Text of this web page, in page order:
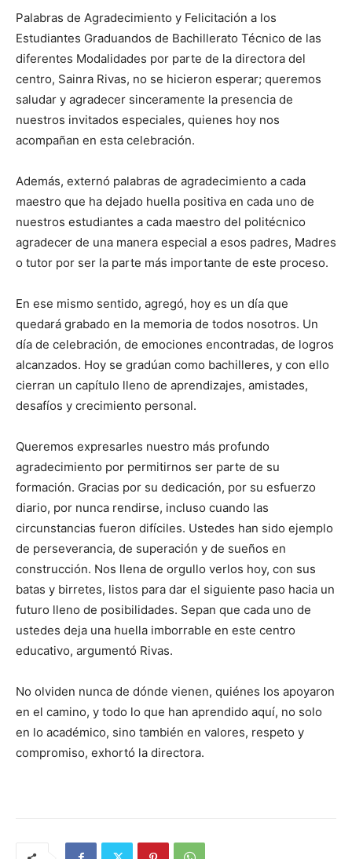
Palabras de Agradecimiento y Felicitación a los
Estudiantes Graduandos de Bachillerato Técnico de las
diferentes Modalidades por parte de la directora del
centro, Sainra Rivas, no se hicieron esperar; queremos
saludar y agradecer sinceramente la presencia de
nuestros invitados especiales, quienes hoy nos
acompañan en esta celebración.
Además, externó palabras de agradecimiento a cada
maestro que ha dejado huella positiva en cada uno de
nuestros estudiantes a cada maestro del politécnico
agradecer de una manera especial a esos padres, Madres
o tutor por ser la parte más importante de este proceso.
En ese mismo sentido, agregó, hoy es un día que
quedará grabado en la memoria de todos nosotros. Un
día de celebración, de emociones encontradas, de logros
alcanzados. Hoy se gradúan como bachilleres, y con ello
cierran un capítulo lleno de aprendizajes, amistades,
desafíos y crecimiento personal.
Queremos expresarles nuestro más profundo
agradecimiento por permitirnos ser parte de su
formación. Gracias por su dedicación, por su esfuerzo
diario, por nunca rendirse, incluso cuando las
circunstancias fueron difíciles. Ustedes han sido ejemplo
de perseverancia, de superación y de sueños en
construcción. Nos llena de orgullo verlos hoy, con sus
batas y birretes, listos para dar el siguiente paso hacia un
futuro lleno de posibilidades. Sepan que cada uno de
ustedes deja una huella imborrable en este centro
educativo, argumentó Rivas.
No olviden nunca de dónde vienen, quiénes los apoyaron
en el camino, y todo lo que han aprendido aquí, no solo
en lo académico, sino también en valores, respeto y
compromiso, exhortó la directora.